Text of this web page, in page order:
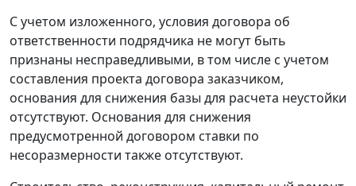
С учетом изложенного, условия договора об
ответственности подрядчика не могут быть
признаны несправедливыми, в том числе с учетом
составления проекта договора заказчиком,
основания для снижения базы для расчета неустойки
отсутствуют. Основания для снижения
предусмотренной договором ставки по
несоразмерности также отсутствуют.